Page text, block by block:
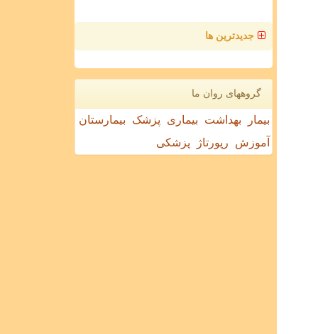
جدیدترین ها
گروههای روان ما
بیمار بهداشت بیماری پزشک
بیمارستان
آموزش
رپورتاژ پزشکی